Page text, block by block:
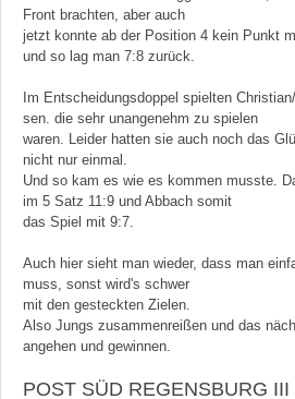
Front brachten, aber auch
jetzt konnte ab der Position 4 kein Punkt
und so lag man 7:8 zurück.
Im Entscheidungsdoppel spielten
sen. die sehr unangenehm zu spielen
waren. Leider hatten sie auch noch das
nicht nur einmal.
Und so kam es wie es kommen musste.
im 5 Satz 11:9 und Abbach somit
das Spiel mit 9:7.
Auch hier sieht man wieder, dass man
muss, sonst wird's schwer
mit den gesteckten Zielen.
Also Jungs zusammenreißen und das
angehen und gewinnen.
POST SÜD REGENSBURG III